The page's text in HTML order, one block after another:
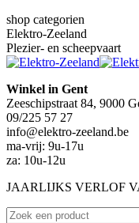
shop categorien
Elektro-Zeeland
Plezier- en scheepvaart
Winkel in Gent
Zeeschipstraat 84, 9000
09/225 57 27
info@elektro-zeeland.be
ma-vrij: 9u-17u
za: 10u-12u
JAARLIJKS VERLOF
Zoeken: